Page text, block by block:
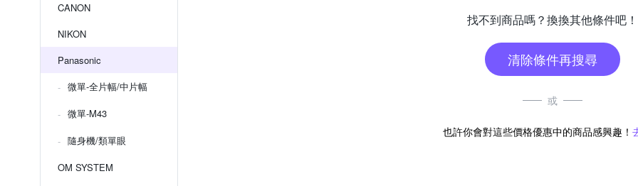
CANON
NIKON
Panasonic
微單-全片幅/中片幅
微單-M43
隨身機/類單眼
OM SYSTEM
找不到商品嗎？換換其他條件吧！
清除條件再搜尋
或
也許你會對這些價格優惠中的商品感興趣！